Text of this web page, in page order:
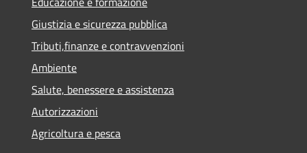
Giustizia e sicurezza pubblica
Tributi,finanze e contravvenzioni
Ambiente
Salute, benessere e assistenza
Autorizzazioni
Agricoltura e pesca